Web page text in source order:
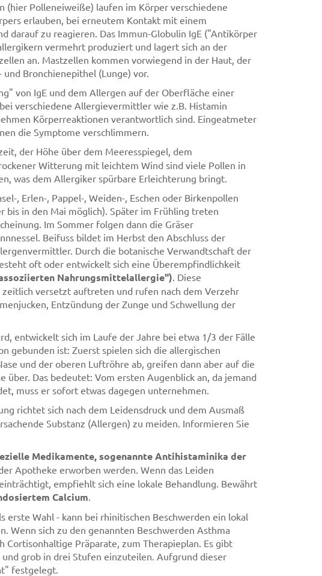
Polleneiweiße) laufen im Körper verschiedene
erlauben, bei erneutem Kontakt mit einem
darauf zu reagieren. Das Immun-Globulin IgE ("Antikörper
vermehrt produziert und lagert sich an der
an. Mastzellen kommen vorwiegend in der Haut, der
Bronchienepithel (Lunge) vor.
von IgE und dem Allergen auf der Oberfläche einer
verschiedene Allergievermittler wie z.B. Histamin
Körperreaktionen verantwortlich sind. Eingeatmeter
die Symptome verschlimmern.
der Höhe über dem Meeresspiegel, dem
Witterung mit leichtem Wind sind viele Pollen in
was dem Allergiker spürbare Erleichterung bringt.
, Erlen-, Pappel-, Weiden-, Eschen oder Birkenpollen
bis in den Mai möglich). Später im Frühling treten
Im Sommer folgen dann die Gräser
Beifuss bildet im Herbst den Abschluss der
Durch die botanische Verwandtschaft der
oft oder entwickelt sich eine Überempfindlichkeit
Nahrungsmittelallergie"). Diese
versetzt auftreten und rufen nach dem Verzehr
Entzündung der Zunge und Schwellung der
entwickelt sich im Laufe der Jahre bei etwa 1/3 der Fälle
gebunden ist: Zuerst spielen sich die allergischen
und der oberen Luftröhre ab, greifen dann aber auf die
über. Das bedeutet: Vom ersten Augenblick an, da jemand
muss er sofort etwas dagegen unternehmen.
richtet sich nach dem Leidensdruck und dem Ausmaß
Substanz (Allergen) zu meiden. Informieren Sie
Medikamente, sogenannte Antihistaminika der
Apotheke erworben werden. Wenn das Leiden
empfiehlt sich eine lokale Behandlung. Bewährt
Calcium.
erste Wahl - kann bei rhinitischen Beschwerden ein lokal
Wenn sich zu den genannten Beschwerden Asthma
Präparate, zum Therapieplan. Es gibt
grob in drei Stufen einzuteilen. Aufgrund dieser
festgelegt.